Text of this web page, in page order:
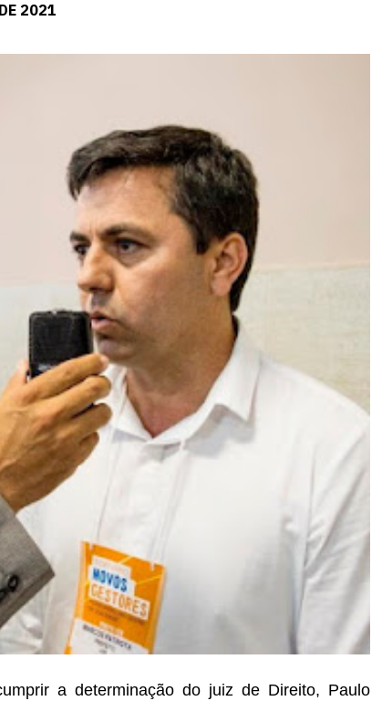
2021
a determinação do juiz de Direito, Paulo